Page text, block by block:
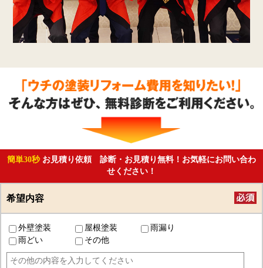
簡単30秒 お見積り依頼 診断・お見積り無料！お気軽にお問い合わ
せください！
希望内容
外壁塗装 屋根塗装
雨漏り
雨どい
その他